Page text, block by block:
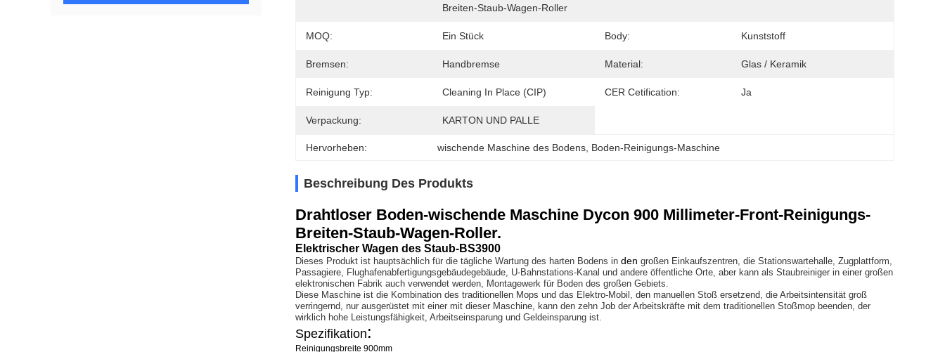
Breiten-Staub-Wagen-Roller
MOQ: Ein Stück Body: Kunststoff
Bremsen: Handbremse Material: Glas / Keramik
Reinigung Typ: Cleaning In Place (CIP) CER Cetification: Ja
Verpackung: KARTON UND PALLE
Hervorheben: wischende Maschine des Bodens Boden-Reinigungs-Maschine
Beschreibung Des Produkts
Drahtloser Boden-wischende Maschine Dycon 900 Millimeter-Front-Reinigungs-
Breiten-Staub-Wagen-Roller.
Elektrischer Wagen des Staub-BS3900
Dieses Produkt ist hauptsächlich für die tägliche Wartung des harten Bodens in den großen Einkaufszentren, die Stationswartehalle, Zugplattform,
Passagiere, Flughafenabfertigungsgebäudegebäude, U-Bahnstations-Kanal und andere öffentliche Orte, aber kann als Staubreiniger in einer großen
elektronischen Fabrik auch verwendet werden, Montagewerk für Boden des großen Gebiets.
Diese Maschine ist die Kombination des traditionellen Mops und das Elektro-Mobil, den manuellen Stoß ersetzend, die Arbeitsintensität groß
verringernd, nur ausgerüstet mit einer mit dieser Maschine, kann den zehn Job der Arbeitskräfte mit dem traditionellen Stoßmop beenden, der
wirklich hohe Leistungsfähigkeit, Arbeitseinsparung und Geldeinsparung ist.
Spezifikation:
Reinigungsbreite 900mm